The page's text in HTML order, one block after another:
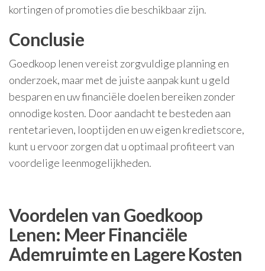
kortingen of promoties die beschikbaar zijn.
Conclusie
Goedkoop lenen vereist zorgvuldige planning en
onderzoek, maar met de juiste aanpak kunt u geld
besparen en uw financiële doelen bereiken zonder
onnodige kosten. Door aandacht te besteden aan
rentetarieven, looptijden en uw eigen kredietscore,
kunt u ervoor zorgen dat u optimaal profiteert van
voordelige leenmogelijkheden.
Voordelen van Goedkoop
Lenen: Meer Financiële
Ademruimte en Lagere Kosten